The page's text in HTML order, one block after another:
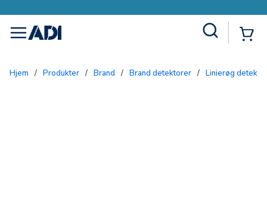
menu
Hjem / Produkter / Brand / Brand detektorer / Linierøg